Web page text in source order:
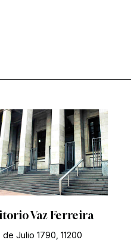
Vaz Ferreira
de Julio 1790, 11200